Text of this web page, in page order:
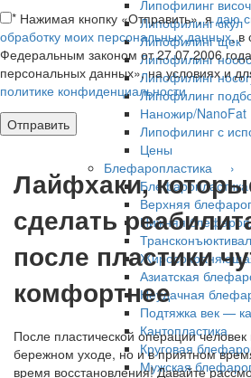
Липофилинг
Липофилинг скул
Липофилинг щек
Липофилинг
Липофилинг
Липофилинг
Наножир/NanoFat
Липофилинг с
Цены
Блефаропластика ›
Блефаропластика
Верхняя
Нижняя
Азиатская
Неудачная
Подтяжка век —
Кантопластика
Круговая
Мужская
* Нажимая кнопку «Отправить», ядаю
обработку моих персональных данных, в
Федеральным законом от 27.07.2006
персональных данных», на условиях и
политике конфиденциальности
Лайфхаки,
сделать
после пластики
комфортнее
После пластической операции
бережном уходе, но и в приятном
время восстановления! Давайте